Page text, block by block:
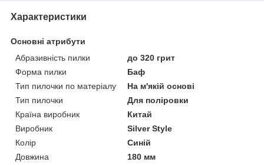
Характеристики
Основні атрибути
Абразивність пилки
до 320 грит
Форма пилки
Баф
Тип пилочки по матеріалу
На м'якій основі
Тип пилочки
Для поліровки
Країна виробник
Китай
Виробник
Silver Style
Колір
Синій
Довжина
180 мм